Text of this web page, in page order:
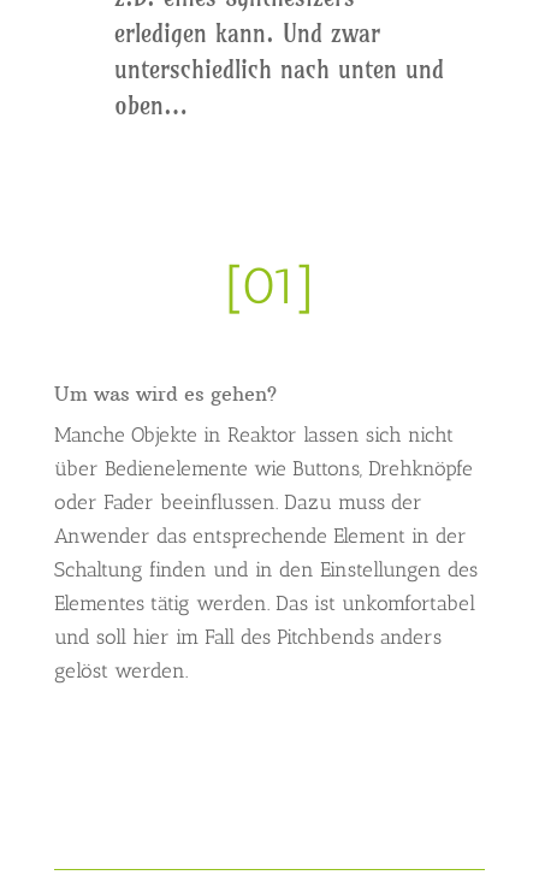
erledigen kann. Und zwar
unterschiedlich nach unten und
oben…
[01]
Um was wird es gehen?
Manche Objekte in Reaktor lassen sich nicht
über Bedienelemente wie Buttons, Drehknöpfe
oder Fader beeinflussen. Dazu muss der
Anwender das entsprechende Element in der
Schaltung finden und in den Einstellungen des
Elementes tätig werden. Das ist unkomfortabel
und soll hier im Fall des Pitchbends anders
gelöst werden.